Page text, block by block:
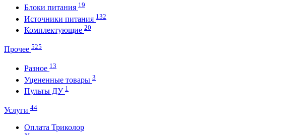
Блоки питания 19
Источники питания 132
Комплектующие 20
Прочее 525
Разное 13
Уцененные товары 3
Пульты ДУ 1
Услуги 44
Оплата Триколор